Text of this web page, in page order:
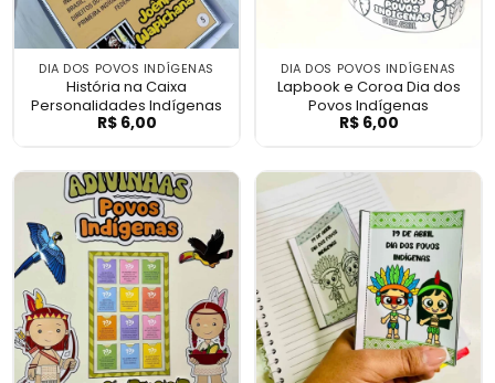
DIA DOS POVOS INDÍGENAS
História na Caixa
Personalidades Indígenas
História na Caixa Personalidades
R$6,00
DIA DOS POVOS INDÍGENAS
Lapbook e Coroa Dia dos
Povos Indígenas
Lapbook e
R$6,00